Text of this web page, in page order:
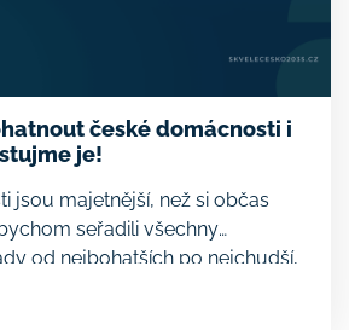
české domácnosti i
je!
jsou majetnější, než si občas
seřadili všechny
od nejbohatších po nejchudší,
půlka bohatší. Majetek